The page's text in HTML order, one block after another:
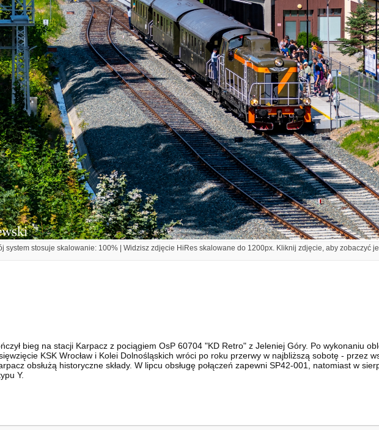
system stosuje skalowanie: 100% | Widzisz zdjęcie HiRes skalowane do 1200px. Kliknij zdjęcie, aby zobaczyć
bieg na stacji Karpacz z pociągiem OsP 60704 "KD Retro" z Jeleniej Góry. Po wykonaniu
KSK Wrocław i Kolei Dolnośląskich wróci po roku przerwy w najbliższą sobotę - przez
obsłużą historyczne składy. W lipcu obsługę połączeń zapewni SP42-001, natomiast w
Y.